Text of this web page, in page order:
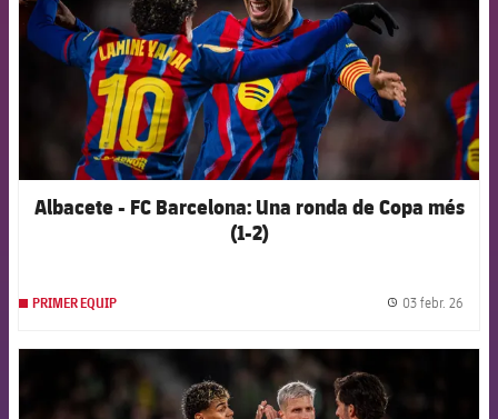
Albacete - FC Barcelona: Una ronda de Copa més
(1-2)
PRIMER EQUIP 03 febr. 26
FCB Barcelona badge